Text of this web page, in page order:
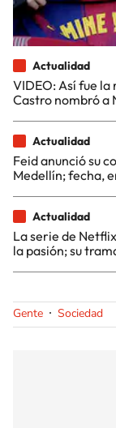
Actualidad
VIDEO: Así fue la
Castro nombró a
Actualidad
Feid anunció su
Medellín; fecha,
Actualidad
La serie de
la pasión; su
Gente Sociedad